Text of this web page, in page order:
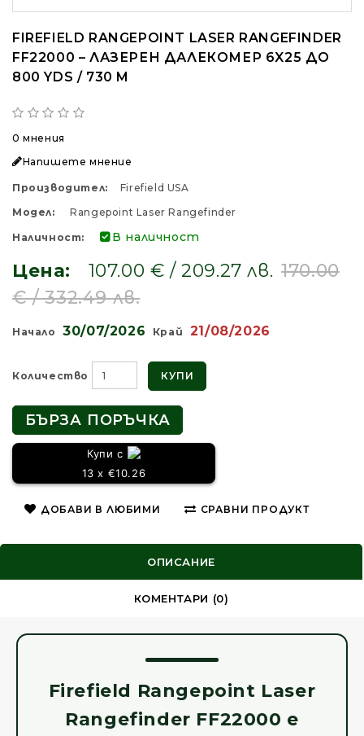
FIREFIELD RANGEPOINT LASER RANGEFINDER
FF22000 – ЛАЗЕРЕН ДАЛЕКОМЕР 6X25 ДО
800 YDS / 730 M
0 мнения
Напишете мнение
Производител:
Firefield USA
Модел:
Rangepoint Laser Rangefinder
Наличност: В наличност
Цена: 107.00 € / 209.27 лв. 170.00
€ / 332.49 лв.
Начало 30/07/2026 Край 21/08/2026
Количество КУПИ
БЪРЗА ПОРЪЧКА
Купи с
13 x €10.26
ДОБАВИ В ЛЮБИМИ СРАВНИ ПРОДУКТ
ОПИСАНИЕ
КОМЕНТАРИ (0)
Firefield Rangepoint Laser
Rangefinder FF22000 е